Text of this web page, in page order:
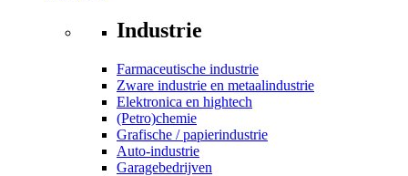
Industrie
Farmaceutische industrie
Zware industrie en metaalindustrie
Elektronica en hightech
(Petro)chemie
Grafische / papierindustrie
Auto-industrie
Garagebedrijven